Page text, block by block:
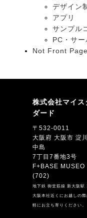
デザイン
アプリ
サンプル
PC・サー
Not Front Page
株式会社マイス
ダード
〒532-0011
大阪府 大阪市 淀
中島
7丁目7番地3号
F+BASE MUSEO
(702)
地下鉄 御堂筋線 新大阪駅
大阪本社近くにお越しの際
軽にお立ち寄りください。